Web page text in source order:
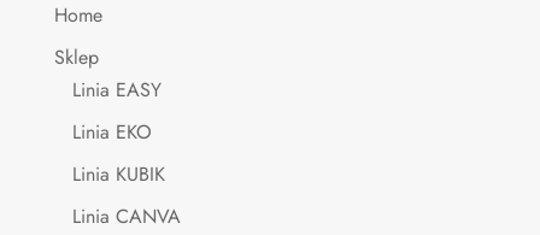
Home
Sklep
Linia EASY
Linia EKO
Linia KUBIK
Linia CANVA